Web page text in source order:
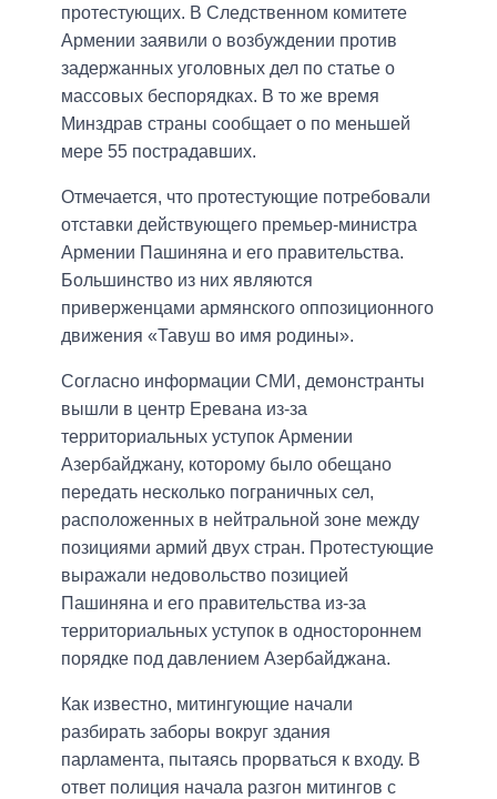
протестующих. В Следственном комитете
Армении заявили о возбуждении против
задержанных уголовных дел по статье о
массовых беспорядках. В то же время
Минздрав страны сообщает о по меньшей
мере 55 пострадавших.
Отмечается, что протестующие потребовали
отставки действующего премьер-министра
Армении Пашиняна и его правительства.
Большинство из них являются
приверженцами армянского оппозиционного
движения «Тавуш во имя родины».
Согласно информации СМИ, демонстранты
вышли в центр Еревана из-за
территориальных уступок Армении
Азербайджану, которому было обещано
передать несколько пограничных сел,
расположенных в нейтральной зоне между
позициями армий двух стран. Протестующие
выражали недовольство позицией
Пашиняна и его правительства из-за
территориальных уступок в одностороннем
порядке под давлением Азербайджана.
Как известно, митингующие начали
разбирать заборы вокруг здания
парламента, пытаясь прорваться к входу. В
ответ полиция начала разгон митингов с